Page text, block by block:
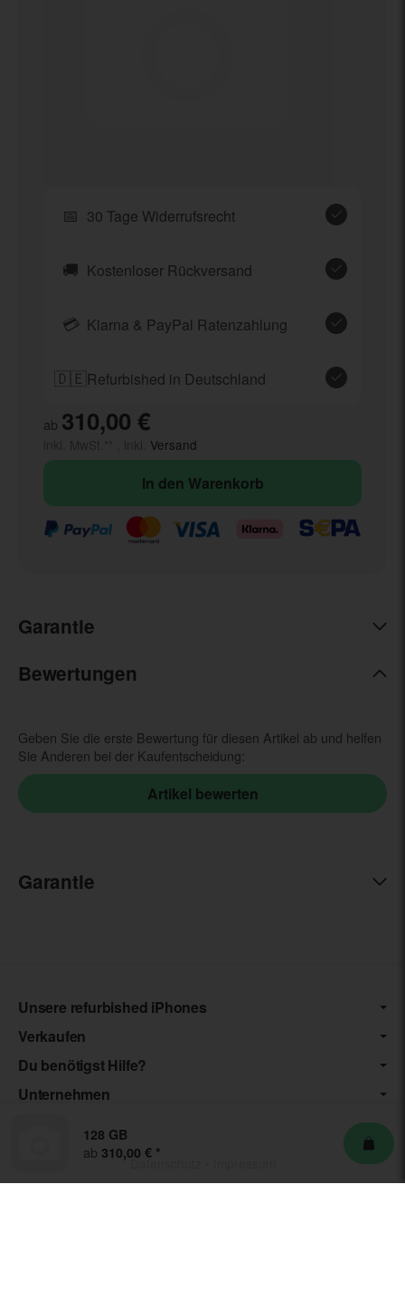
📅 30 Tage Widerrufsrecht
🚚 Kostenloser Rückversand
💳 Klarna & PayPal Ratenzahlung
🇩🇪Refurbished in Deutschland
ab 310,00 €
Versand
In den Warenkorb
128 GB
ab 310,00 € *
Garantie
Bewertungen
Geben Sie die erste Bewertung für diesen Artikel ab und helfen
Sie Anderen bei der Kaufentscheidung:
Garantie
Unsere refurbished iPhones
Verkaufen
Du benötigst Hilfe?
Unternehmen
Datenschutz